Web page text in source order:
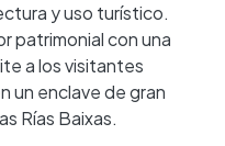
y uso turístico.
patrimonial con una
a los visitantes
un enclave de gran
Rías Baixas.